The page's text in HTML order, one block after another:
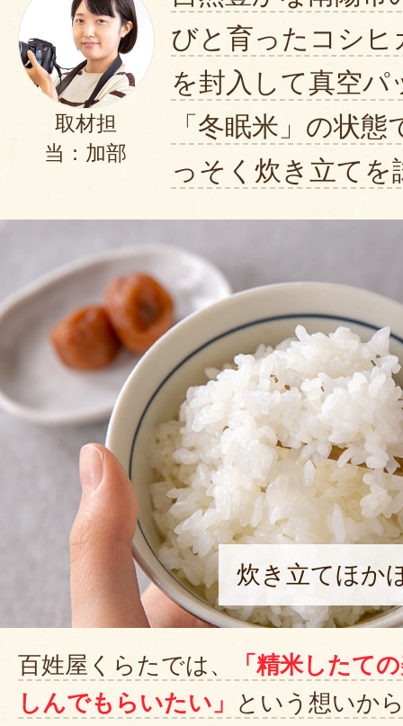
取材担
当：加部
びと育ったコシヒ
を封入して真空パ
「冬眠米」の状
っそく炊き立てを
炊き立てほか
百姓屋くらたでは、
「精米したて
しんでもらいたい」
という想いか